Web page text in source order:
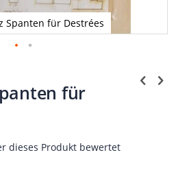
Spanten für Destrées
für
dieses Produkt bewertet